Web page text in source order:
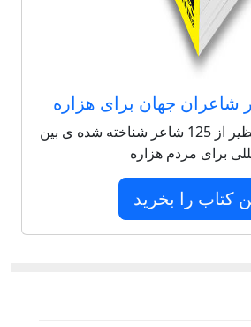
شاعران جهان برای هزاره
مجموعه شعر بی نظیر از 125 شاعر شناخته شده ی بین
برای مردم هزاره
کتاب را بخرید